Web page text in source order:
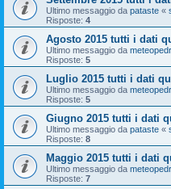
Ultimo messaggio da pataste «
Risposte: 4
Agosto 2015 tutti i dati
Ultimo messaggio da
Risposte: 5
Luglio 2015 tutti i dati
Ultimo messaggio da
Risposte: 5
Giugno 2015 tutti i dati
Ultimo messaggio da pataste «
Risposte: 8
Maggio 2015 tutti i dati
Ultimo messaggio da
Risposte: 7